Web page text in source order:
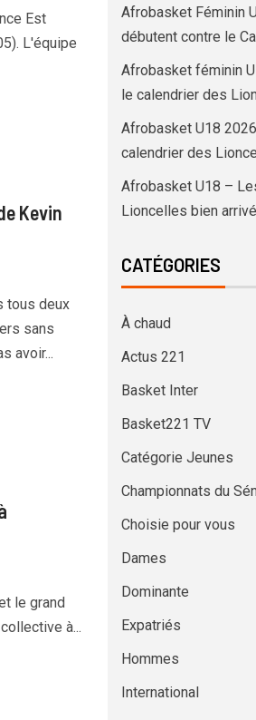
Est
L'équipe
Kevin
tous deux
sans
avoir...
le grand
à...
Afrobasket Féminin
débutent contre le
Afrobasket féminin
le calendrier des
Afrobasket U18
calendrier des
Afrobasket U18 –
Lioncelles bien
CATÉGORIES
À chaud
Actus 221
Basket Inter
Basket221 TV
Catégorie Jeunes
Championnats du
Choisie pour vous
Dames
Dominante
Expatriés
Hommes
International